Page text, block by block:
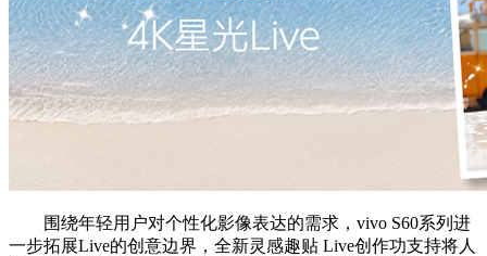
围绕年轻用户对个性化影像表达的需求，vivo S60系列进
一步拓展Live的创意边界，全新灵感趣贴 Live创作功支持将人